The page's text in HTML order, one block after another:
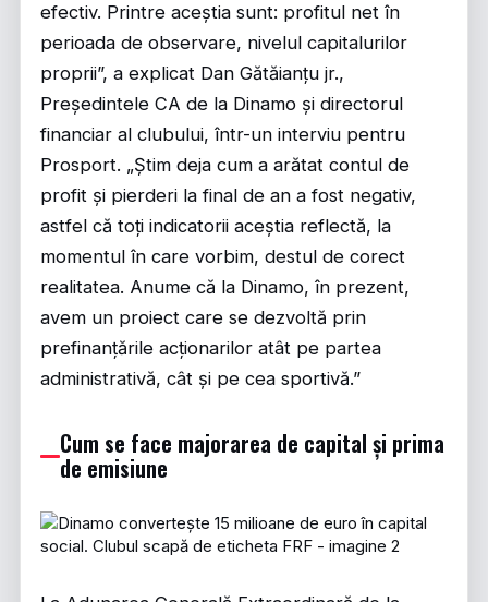
efectiv. Printre aceștia sunt: profitul net în
perioada de observare, nivelul capitalurilor
proprii”, a explicat Dan Gătăianțu jr.,
Președintele CA de la Dinamo și directorul
financiar al clubului, într-un interviu pentru
Prosport. „Știm deja cum a arătat contul de
profit și pierderi la final de an a fost negativ,
astfel că toți indicatorii aceștia reflectă, la
momentul în care vorbim, destul de corect
realitatea. Anume că la Dinamo, în prezent,
avem un proiect care se dezvoltă prin
prefinanțările acționarilor atât pe partea
administrativă, cât și pe cea sportivă.”
Cum se face majorarea de capital și prima
de emisiune